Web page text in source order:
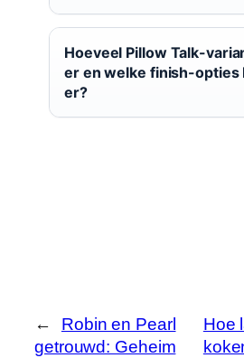
Hoeveel Pillow Talk-
er en welke finish-opties
er?
←
Robin en Pearl
getrouwd: Geheim
Hoe